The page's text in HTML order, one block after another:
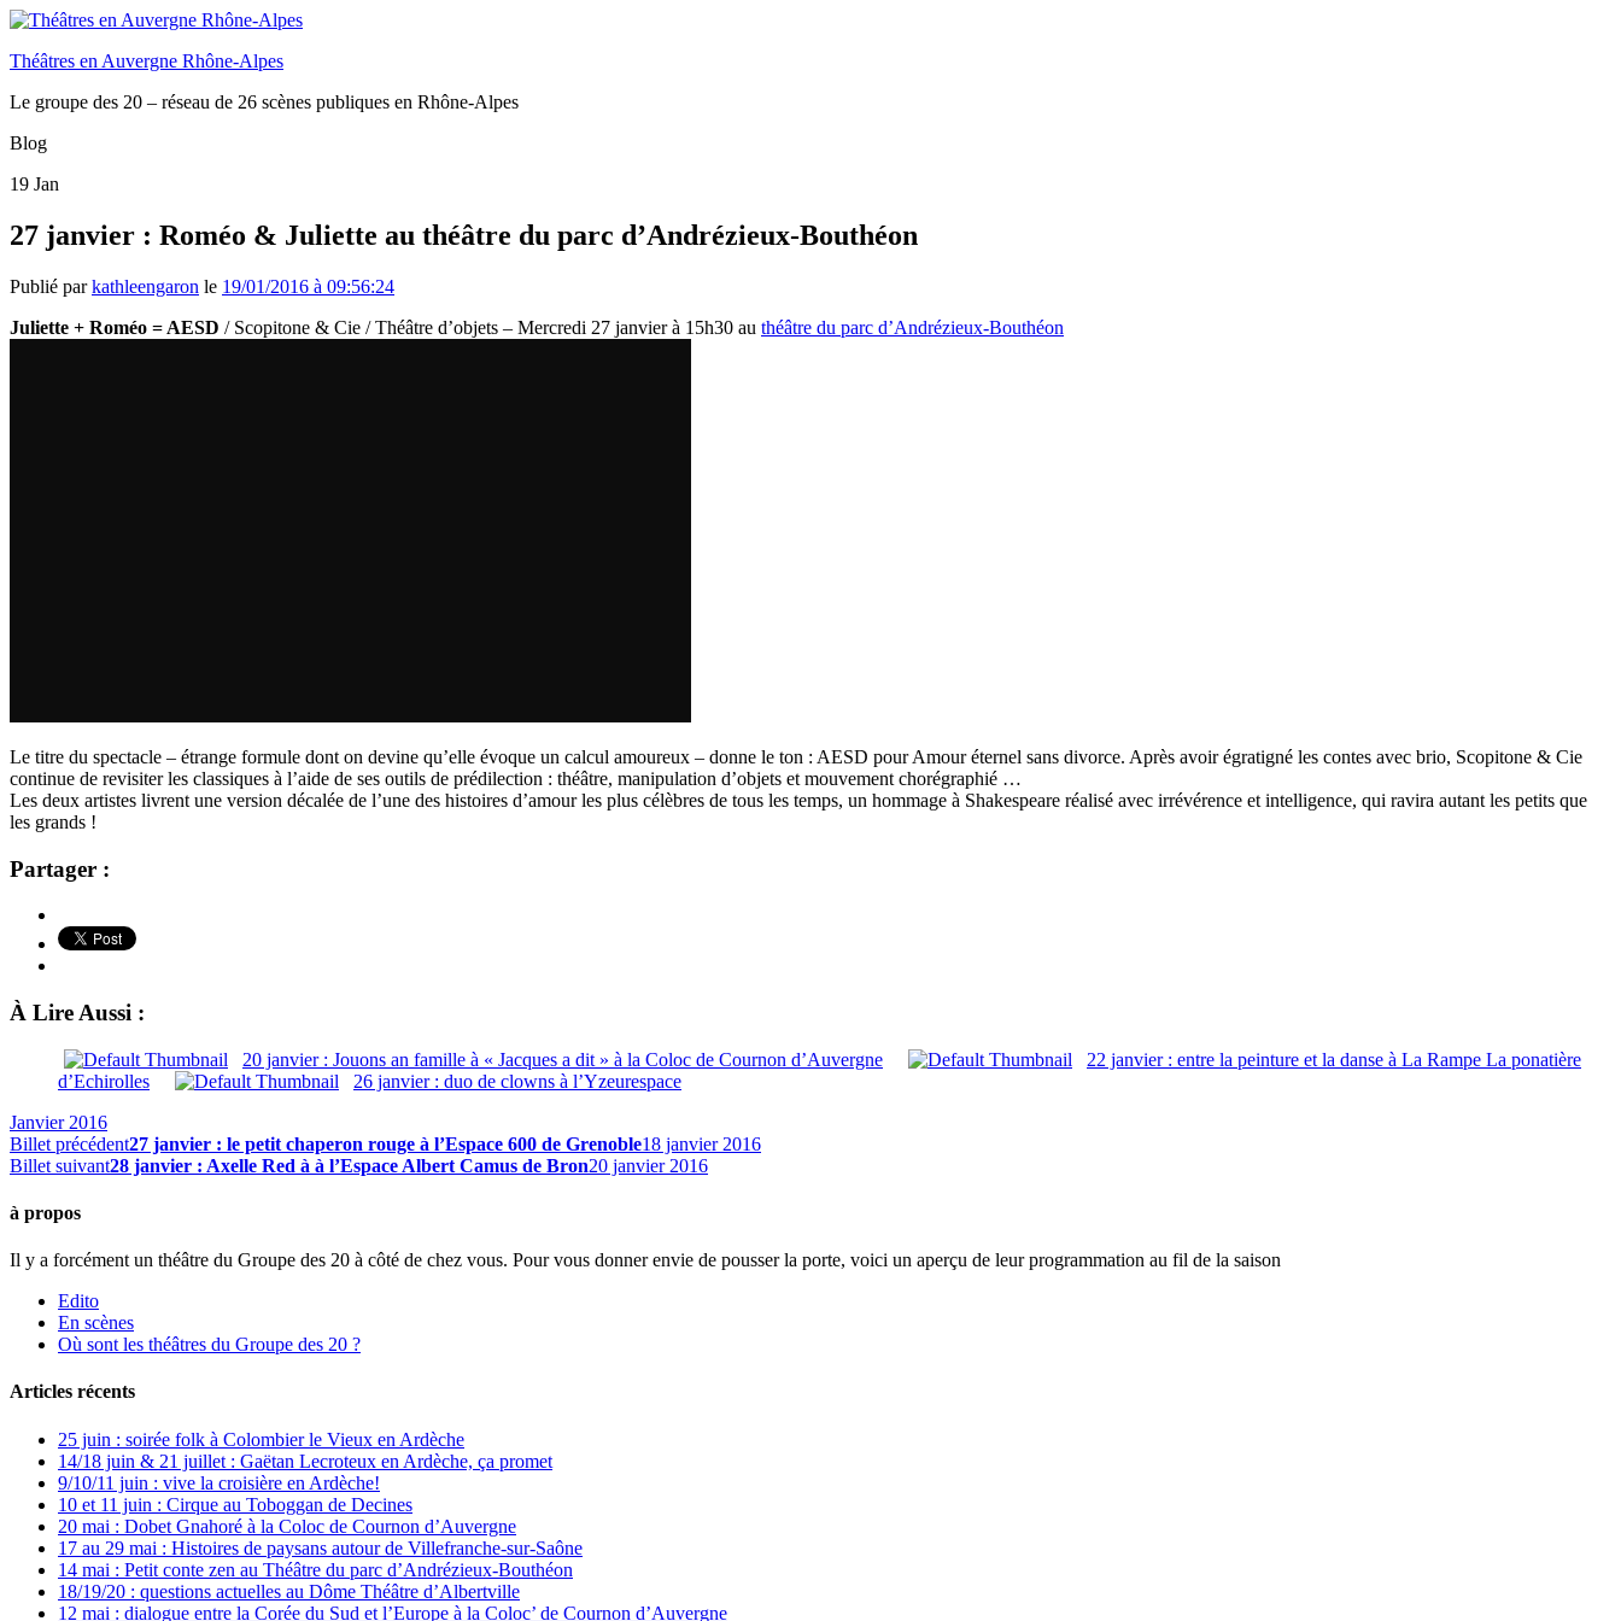
Théâtres en Auvergne Rhône-Alpes
Le groupe des 20 – réseau de 26 scènes publiques en Rhône-Alpes
Blog
19 Jan
27 janvier : Roméo & Juliette au théâtre du parc d’Andrézieux-Bouthéon
Publié parkathleengaron le 19/01/2016 à 09:56:24
Juliette + Roméo = AESD / Scopitone & Cie / Théâtre d’objets – Mercredi 27 janvier à 15h30 au théâtre du parc d’Andrézieux-Bouthéon
Le titre du spectacle – étrange formule dont on devine qu’elle évoque un calcul amoureux – donne le ton : AESD pour Amour éternel sans divorce. Après avoir égratigné les contes avec brio, Scopitone & Cie
continue de revisiter les classiques à l’aide de ses outils de prédilection : théâtre, manipulation d’objets et mouvement chorégraphié …
Les deux artistes livrent une version décalée de l’une des histoires d’amour les plus célèbres de tous les temps, un hommage à Shakespeare réalisé avec irrévérence et intelligence, qui ravira autant les petits que
les grands !
Partager :
À Lire Aussi :
20 janvier : Jouons an famille à « Jacques a dit » à la Coloc de Cournon d’Auvergne
22 janvier : entre la peinture et la danse à La Rampe La ponatière
d’Echirolles
26 janvier : duo de clowns à l’Yzeurespace
Janvier 2016
Billet précédent27 janvier : le petit chaperon rouge à l’Espace 600 de Grenoble18 janvier 2016
Billet suivant28 janvier : Axelle Red à à l’Espace Albert Camus de Bron20 janvier 2016
à propos
Il y a forcément un théâtre du Groupe des 20 à côté de chez vous. Pour vous donner envie de pousser la porte, voici un aperçu de leur programmation au fil de la saison
Edito
En scènes
Où sont les théâtres du Groupe des 20 ?
Articles récents
25 juin : soirée folk à Colombier le Vieux en Ardèche
14/18 juin & 21 juillet : Gaëtan Lecroteux en Ardèche, ça promet
9/10/11 juin : vive la croisière en Ardèche!
10 et 11 juin : Cirque au Toboggan de Decines
20 mai : Dobet Gnahoré à la Coloc de Cournon d’Auvergne
17 au 29 mai : Histoires de paysans autour de Villefranche-sur-Saône
14 mai : Petit conte zen au Théâtre du parc d’Andrézieux-Bouthéon
18/19/20 : questions actuelles au Dôme Théâtre d’Albertville
12 mai : dialogue entre la Corée du Sud et l’Europe à la Coloc’ de Cournon d’Auvergne